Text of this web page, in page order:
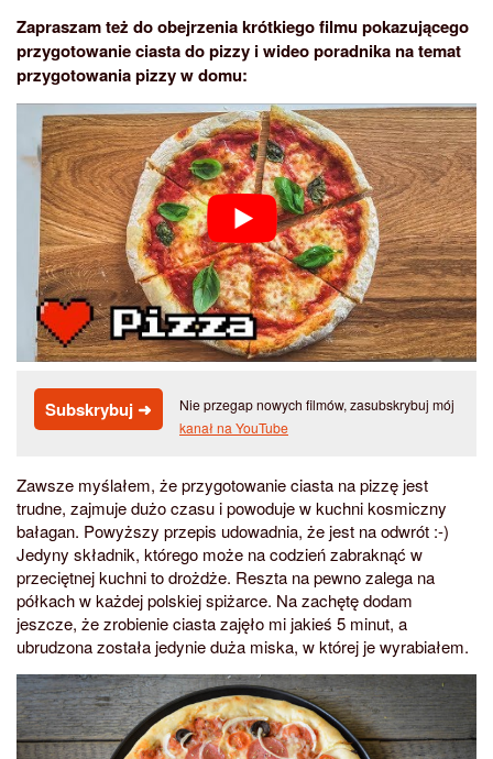
Zapraszam też do obejrzenia krótkiego filmu pokazującego
przygotowanie ciasta do pizzy i wideo poradnika na temat
przygotowania pizzy w domu:
Subskrybuj ➜
Nie przegap nowych filmów, zasubskrybuj mój
kanał na YouTube
Zawsze myślałem, że przygotowanie ciasta na pizzę jest
trudne, zajmuje dużo czasu i powoduje w kuchni kosmiczny
bałagan. Powyższy przepis udowadnia, że jest na odwrót :-)
Jedyny składnik, którego może na codzień zabraknąć w
przeciętnej kuchni to drożdże. Reszta na pewno zalega na
półkach w każdej polskiej spiżarce. Na zachętę dodam
jeszcze, że zrobienie ciasta zajęło mi jakieś 5 minut, a
ubrudzona została jedynie duża miska, w której je wyrabiałem.